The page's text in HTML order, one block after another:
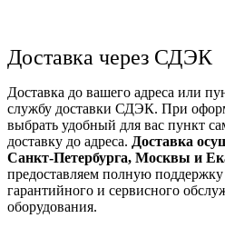
Доставка через СДЭК
Доставка до вашего адреса или
службу доставки СДЭК. При
выбрать удобный для вас пункт
доставку до адреса. Доставка
Санкт-Петербурга, Москвы и
предоставляем полную
гарантийного и сервисного
оборудования.